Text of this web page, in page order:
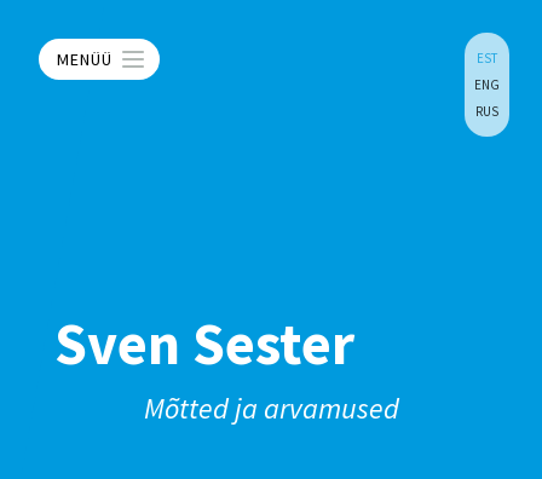
MENÜÜ
EST
ENG
RUS
Sven Sester
Mõtted ja arvamused